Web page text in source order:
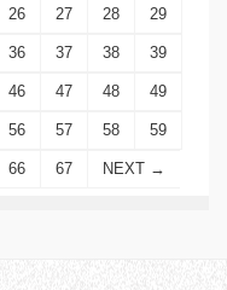
26 27 28 29
36 37 38 39
46 47 48 49
56 57 58 59
66 67 NEXT →